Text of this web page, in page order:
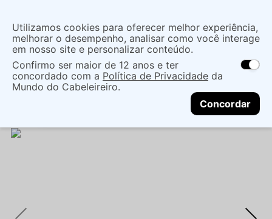
localização
As ofertas e opções de entrega variam de
acordo com a região.Não sei meu CEP
CONTINUAR
O que você procura?
Coloração
Marcas de Salão
TINTA IGORA ZERO AMM
Utilizamos cookies para oferecer melhor experiência,
melhorar o desempenho, analisar como você interage
em nosso site e personalizar conteúdo.
Confirmo ser maior de 12 anos e ter
concordado com a Política de Privacidade da
Mundo do Cabeleireiro.
Concordar